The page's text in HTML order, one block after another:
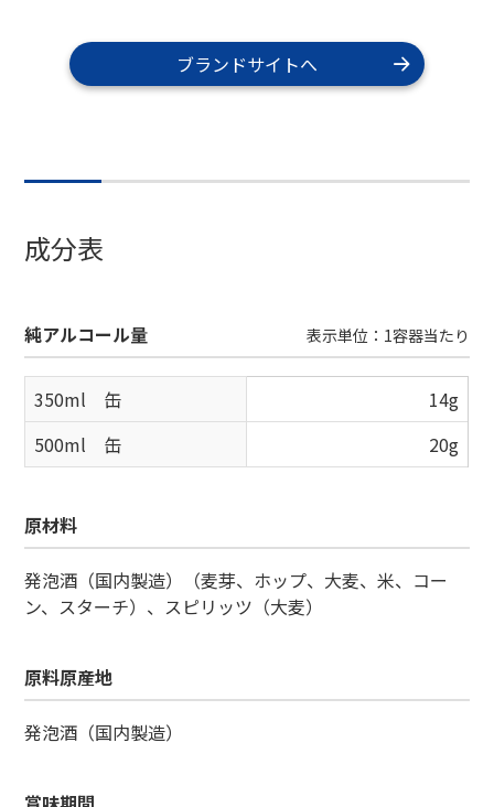
ブランドサイトへ
成分表
純アルコール量 表示単位：1容器当たり
350ml 缶
14g
500ml 缶
20g
原材料
発泡酒（国内製造）（麦芽、ホップ、大麦、米、コー
ン、スターチ）、スピリッツ（大麦）
原料原産地
発泡酒（国内製造）